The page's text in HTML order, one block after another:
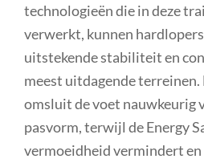
technologieën die in deze
verwerkt, kunnen hardlopers
uitstekende stabiliteit en
meest uitdagende
omsluit de voet nauwkeurig
pasvorm, terwijl de Energy
vermoeidheid vermindert